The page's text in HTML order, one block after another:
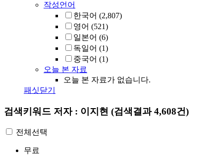
작성언어
한국어 (2,807)
영어 (521)
일본어 (6)
독일어 (1)
중국어 (1)
오늘 본 자료
오늘 본 자료가 없습니다.
패싯닫기
검색키워드 저자 : 이지현 (검색결과 4,608건)
전체선택
무료